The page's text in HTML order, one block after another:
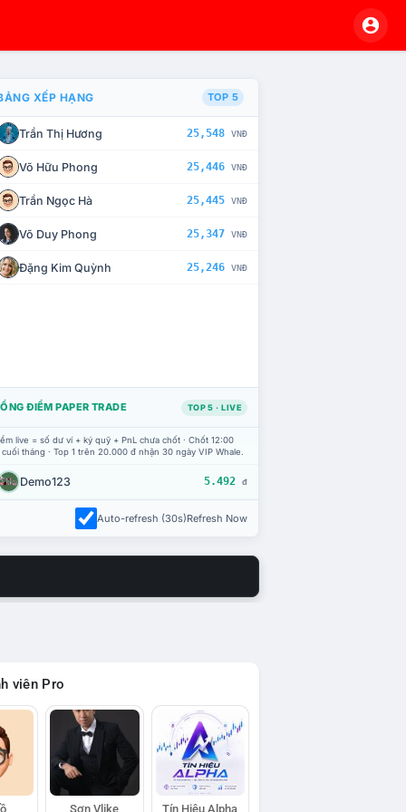
CHẾ TÀI XỬ LÝ VI PHẠM
XẾP HẠNG TOP 5
Trần Thị Hương 25,548 VNĐ
Võ Hữu Phong 25,446 VNĐ
Trần Ngọc Hà 25,445 VNĐ
Võ Duy Phong 25,347 VNĐ
Đặng Kim Quỳnh 25,246 VNĐ
ĐIỂM PAPER TRADE TOP 5 · LIVE
live = số dư ví + ký quỹ + PnL chưa chốt · Chốt 12:00
tháng · Top 1 trên 20.000 đ nhận 30 ngày VIP Whale.
Demo123 5.492 đ
Auto-refresh (30s)Refresh Now
viên Pro
Sơn Vlike Tín Hiệu Alpha